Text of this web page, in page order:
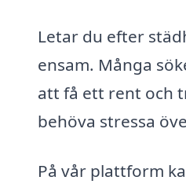
Letar du efter
ensam. Många
att få ett rent och
behöva stressa
På vår plattform